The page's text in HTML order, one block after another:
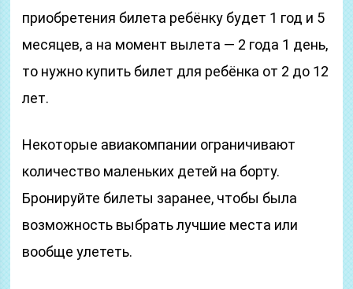
приобретения билета ребёнку будет 1 год и 5
месяцев, а на момент вылета — 2 года 1 день,
то нужно купить билет для ребёнка от 2 до 12
лет.
Некоторые авиакомпании ограничивают
количество маленьких детей на борту.
Бронируйте билеты заранее, чтобы была
возможность выбрать лучшие места или
вообще улететь.